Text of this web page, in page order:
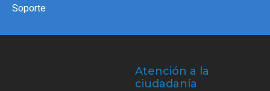
Soporte
Atención a la
ciudadanía